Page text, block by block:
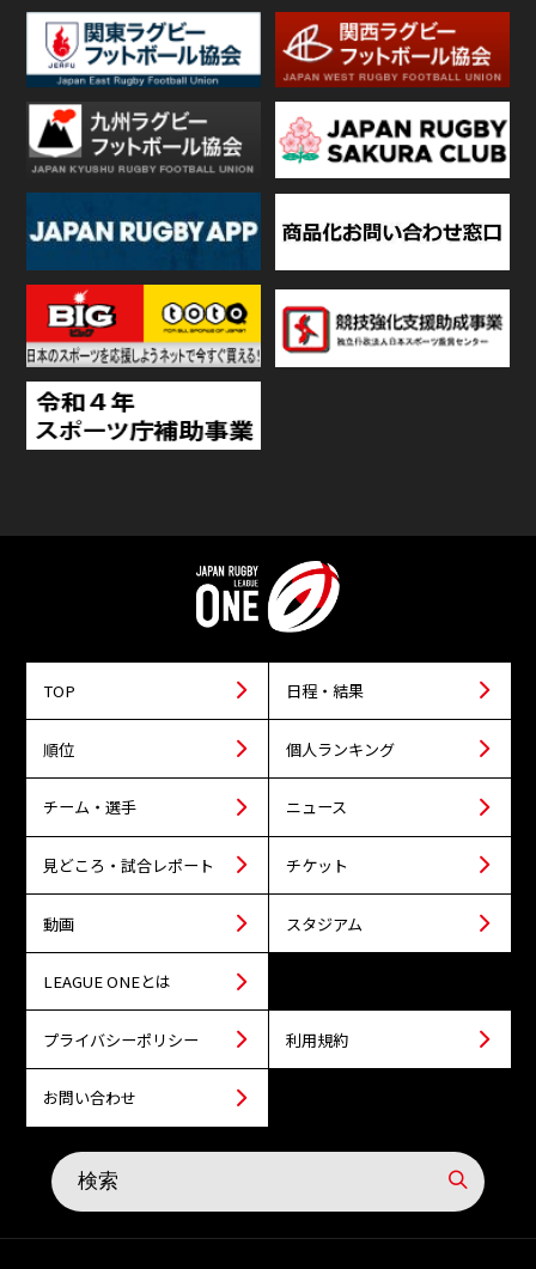
TOP 日程・結果
順位 個人ランキング
チーム・選手 ニュース
見どころ・試合レポート チケット
動画 スタジアム
LEAGUE ONEとは
プライバシーポリシー 利用規約
お問い合わせ